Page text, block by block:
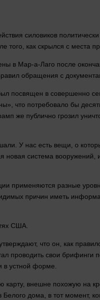
силовиков
как скрылся с места
в Мар-а-Лаго после
обращения с
посвящен в совершенно
», что потребовало бы
же публично грозил
У нас есть вещи, о
новая система
применяются разные
причин иметь
США.
что он, как
проводить свои брифинги
устной форме.
карту, внешне похожую на
Белого дома , в тот момент,